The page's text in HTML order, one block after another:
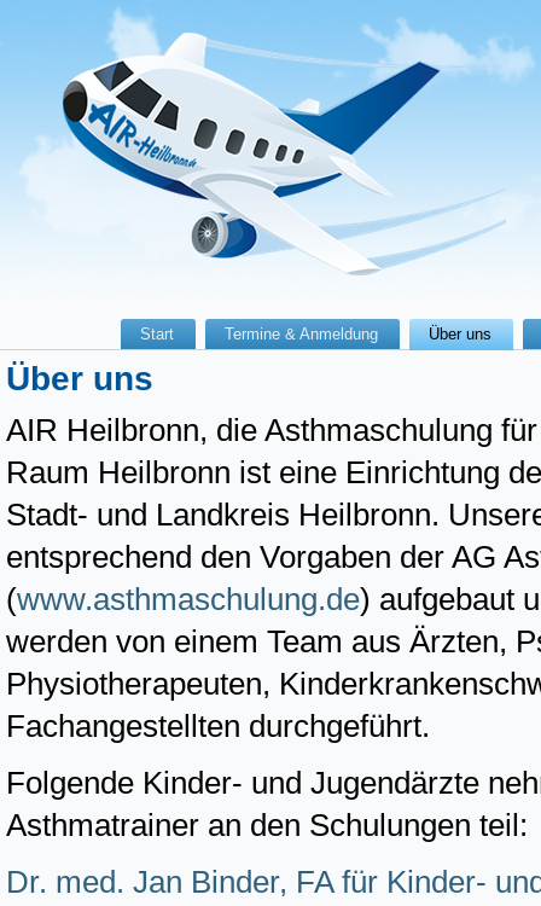
Start Termine & Anmeldung Über uns
Über uns
AIR Heilbronn, die Asthmaschulung
Raum Heilbronn ist eine Einrichtung
Stadt- und Landkreis Heilbronn.
entsprechend den Vorgaben der AG
(www.asthmaschulung.de) aufgebaut
werden von einem Team aus Ärzten,
Physiotherapeuten,
Fachangestellten durchgeführt.
Folgende Kinder- und Jugendärzte
Asthmatrainer an den Schulungen teil:
Dr. med. Jan Binder, FA für Kinder-